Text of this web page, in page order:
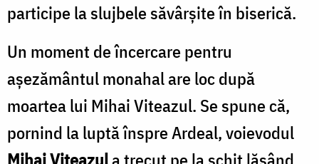
participe la slujbele săvârşite în biserică.
Un moment de încercare pentru
aşezământul monahal are loc după
moartea lui Mihai Viteazul. Se spune că,
pornind la luptă înspre Ardeal, voievodul